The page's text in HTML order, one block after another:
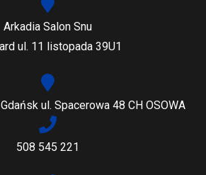
Arkadia Salon Snu
ul. 11 listopada 39U1
ul. Spacerowa 48 CH OSOWA
508 545 221